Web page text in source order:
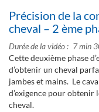
Précision de la
cheval – 2 ème
Durée de la vidéo
7 min
Cette deuxième phase
d’obtenir un cheval
jambes et mains. Le
d’exigence pour obtenir
cheval.